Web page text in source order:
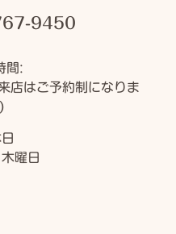
9450
間:
店はご予約制になりま
曜日